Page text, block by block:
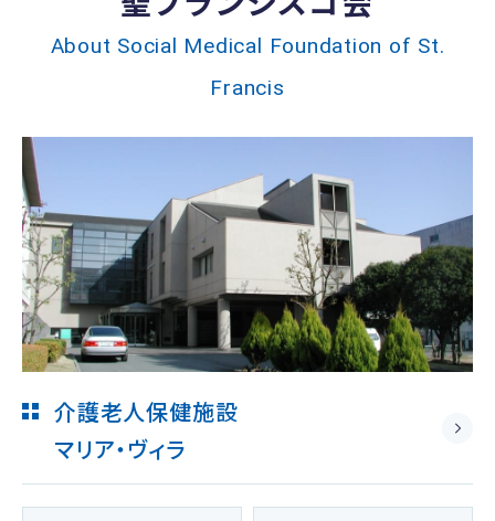
About Social Medical Foundation of St.
Francis
介護老人保健施設
マリア・ヴィラ